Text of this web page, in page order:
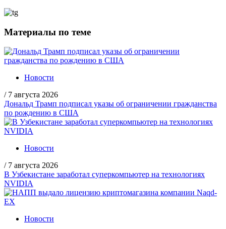
Материалы по теме
Новости
/ 7 августа 2026
Дональд Трамп подписал указы об ограничении гражданства
по рождению в США
Новости
/ 7 августа 2026
В Узбекистане заработал суперкомпьютер на технологиях
NVIDIA
Новости